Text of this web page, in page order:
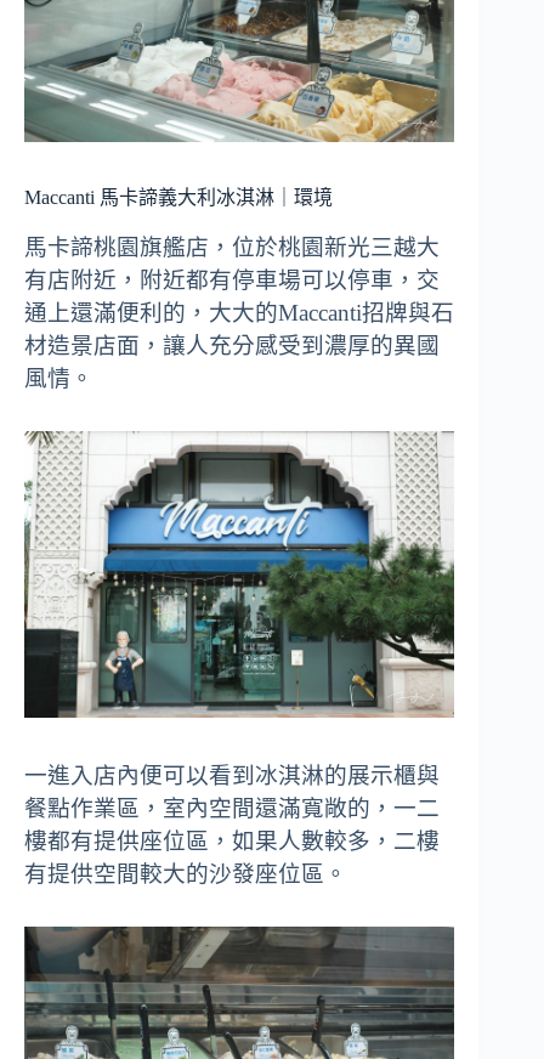
Maccanti 馬卡諦義大利冰淇淋｜環境
馬卡諦桃園旗艦店，位於桃園新光三越大
有店附近，附近都有停車場可以停車，交
通上還滿便利的，大大的Maccanti招牌與石
材造景店面，讓人充分感受到濃厚的異國
風情。
一進入店內便可以看到冰淇淋的展示櫃與
餐點作業區，室內空間還滿寬敞的，一二
樓都有提供座位區，如果人數較多，二樓
有提供空間較大的沙發座位區。